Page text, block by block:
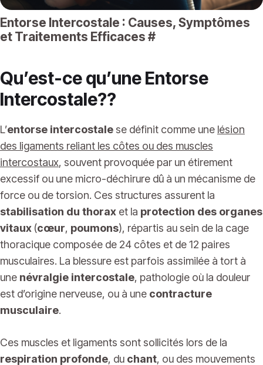
Entorse Intercostale : Causes, Symptômes
et Traitements Efficaces #
Qu’est-ce qu’une Entorse
Intercostale??
L’entorse intercostale se définit comme une lésion
des ligaments reliant les côtes ou des muscles
intercostaux, souvent provoquée par un étirement
excessif ou une micro-déchirure dû à un mécanisme de
force ou de torsion. Ces structures assurent la
stabilisation du thorax et la protection des organes
vitaux (cœur, poumons), répartis au sein de la cage
thoracique composée de 24 côtes et de 12 paires
musculaires. La blessure est parfois assimilée à tort à
une névralgie intercostale, pathologie où la douleur
est d’origine nerveuse, ou à une contracture
musculaire.
Ces muscles et ligaments sont sollicités lors de la
respiration profonde, du chant, ou des mouvements